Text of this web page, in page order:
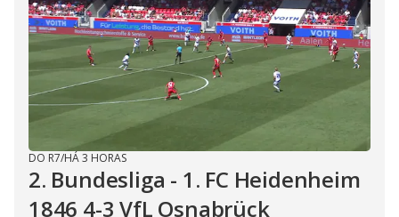
DO R7/HÁ 3 HORAS
2. Bundesliga - 1. FC Heidenheim
1846 4-3 VfL Osnabrück